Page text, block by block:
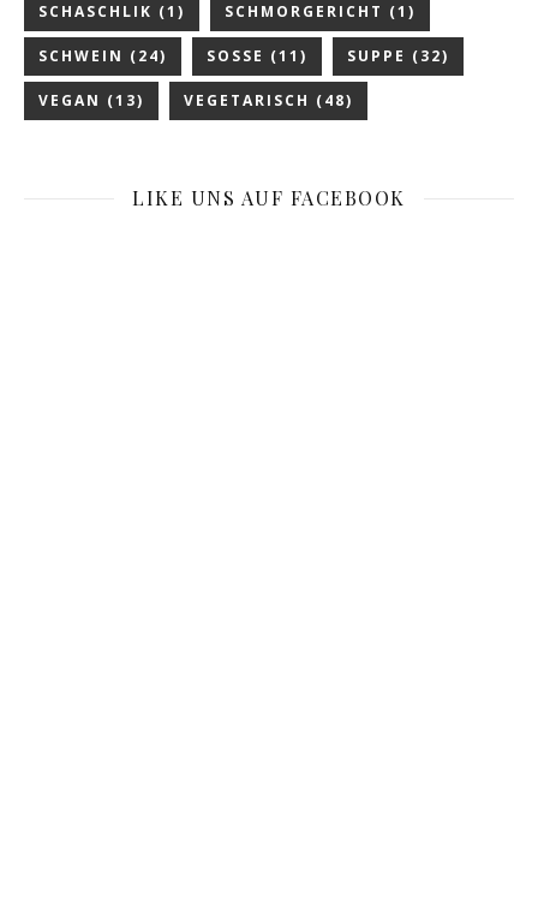
SCHASCHLIK (1) SCHMORGERICHT (1)
SCHWEIN (24) SOSSE (11) SUPPE (32)
VEGAN (13) VEGETARISCH (48)
LIKE UNS AUF FACEBOOK